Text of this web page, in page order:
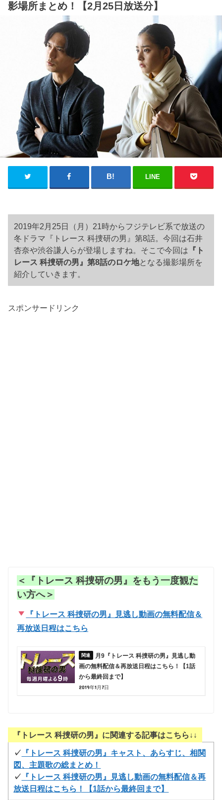
影場所まとめ！【2月25日放送分】
LINE
2019年2月25日（月）21時からフジテレビ系で放送の
冬ドラマ『トレース 科捜研の男』第8話。今回は石井
杏奈や渋谷謙人らが登場しますね。そこで今回は 『ト
レース 科捜研の男』第8話のロケ地となる撮影場所を
紹介していきます。
スポンサードリンク
＜『トレース 科捜研の男』をもう一度観た
い方へ＞
『トレース 科捜研の男』見逃し動画の無料配信＆
再放送日程はこちら
月9『トレース 科捜研の男』見逃し動
画の無料配信＆再放送日程はこちら！【1話
から最終回まで】
2019年1月7日
『トレース 科捜研の男』に関連する記事はこちら↓↓
✓ 『トレース 科捜研の男』キャスト、あらすじ、相関
図、主題歌の総まとめ！
✓ 『トレース 科捜研の男』見逃し動画の無料配信＆再
放送日程はこちら！【1話から最終回まで】